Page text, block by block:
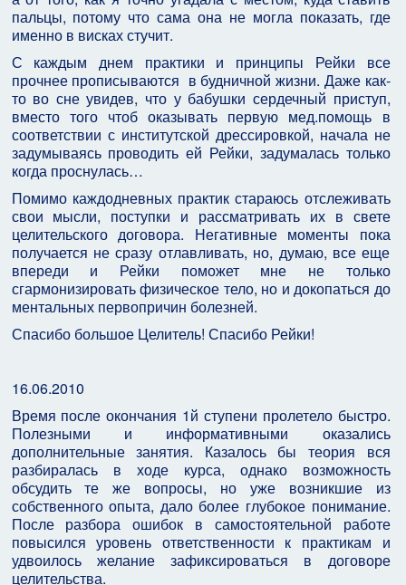
пальцы, потому что сама она не могла показать, где
именно в висках стучит.
С каждым днем практики и принципы Рейки все
прочнее прописываются в будничной жизни. Даже как-
то во сне увидев, что у бабушки сердечный приступ,
вместо того чтоб оказывать первую мед.помощь в
соответствии с институтской дрессировкой, начала не
задумываясь проводить ей Рейки, задумалась только
когда проснулась…
Помимо каждодневных практик стараюсь отслеживать
свои мысли, поступки и рассматривать их в свете
целительского договора. Негативные моменты пока
получается не сразу отлавливать, но, думаю, все еще
впереди и Рейки поможет мне не только
сгармонизировать физическое тело, но и докопаться до
ментальных первопричин болезней.
Спасибо большое Целитель! Спасибо Рейки!
16.06.2010
Время после окончания 1й ступени пролетело быстро.
Полезными и информативными оказались
дополнительные занятия. Казалось бы теория вся
разбиралась в ходе курса, однако возможность
обсудить те же вопросы, но уже возникшие из
собственного опыта, дало более глубокое понимание.
После разбора ошибок в самостоятельной работе
повысился уровень ответственности к практикам и
удвоилось желание зафиксироваться в договоре
целительства.